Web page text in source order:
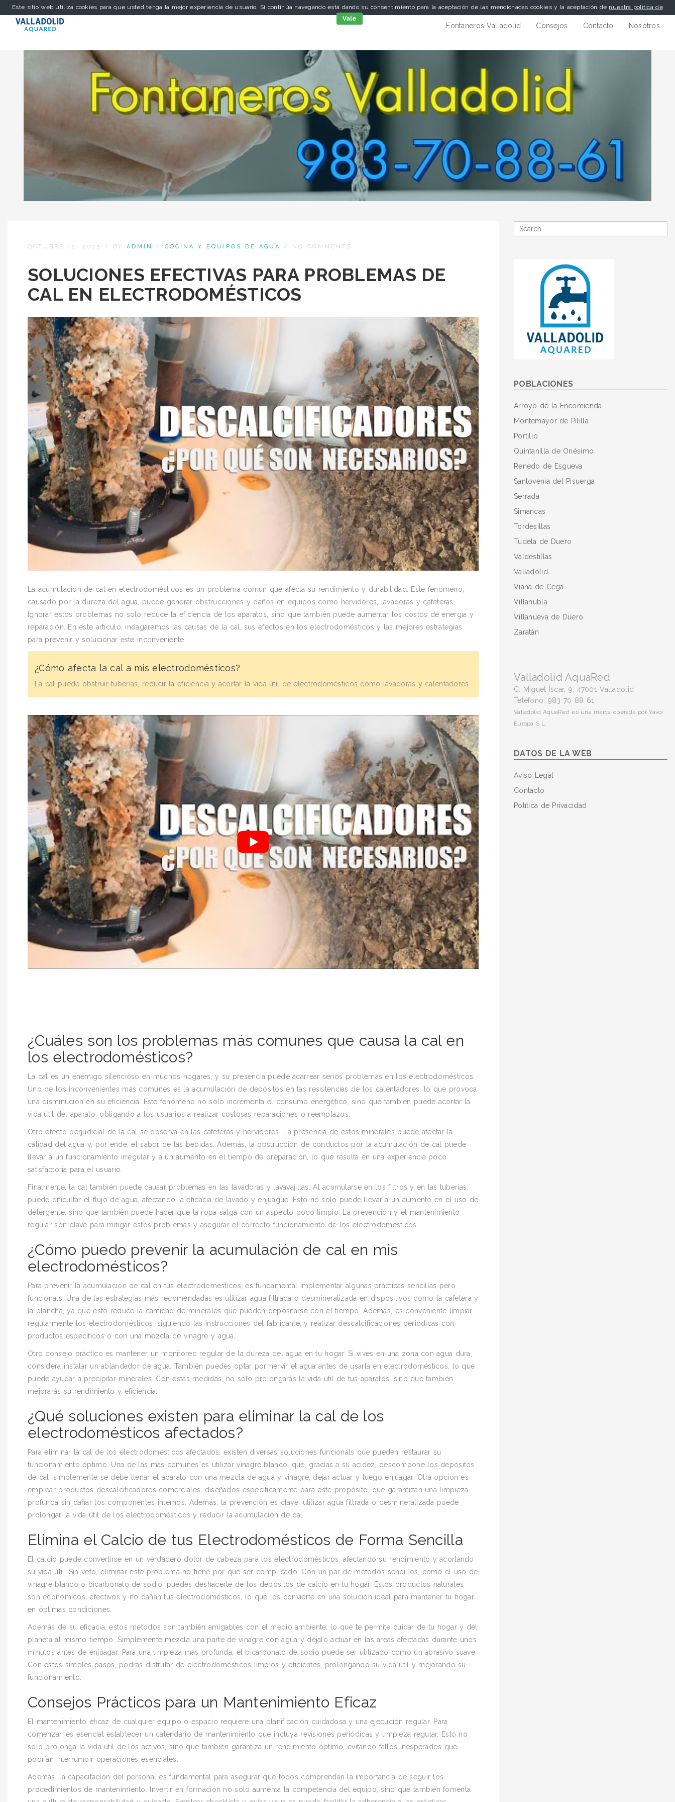
Fontaneros Valladolid Consejos Contacto Nosotros
OCTUBRE 12, 2025 / BY ADMIN / COCINA Y EQUIPOS DE AGUA / NO COMMENTS
SOLUCIONES EFECTIVAS PARA PROBLEMAS DE
CAL EN ELECTRODOMÉSTICOS
La acumulación de cal en electrodomésticos es un problema común que afecta su rendimiento y durabilidad. Este fenómeno,
causado por la dureza del agua, puede generar obstrucciones y daños en equipos como hervidores, lavadoras y cafeteras.
Ignorar estos problemas no solo reduce la eficiencia de los aparatos, sino que también puede aumentar los costos de energía y
reparación. En este artículo, indagaremos las causas de la cal, sus efectos en los electrodomésticos y las mejores estrategias
para prevenir y solucionar este inconveniente.
¿Cómo afecta la cal a mis electrodomésticos?
La cal puede obstruir tuberías, reducir la eficiencia y acortar la vida útil de electrodomésticos como lavadoras y calentadores.
¿Cuáles son los problemas más comunes que causa la cal en
los electrodomésticos?
La cal es un enemigo silencioso en muchos hogares, y su presencia puede acarrear serios problemas en los electrodomésticos.
Uno de los inconvenientes más comunes es la acumulación de depósitos en las resistencias de los calentadores, lo que provoca
una disminución en su eficiencia. Este fenómeno no solo incrementa el consumo energético, sino que también puede acortar la
vida útil del aparato, obligando a los usuarios a realizar costosas reparaciones o reemplazos.
Otro efecto perjudicial de la cal se observa en las cafeteras y hervidores. La presencia de estos minerales puede afectar la
calidad del agua y, por ende, el sabor de las bebidas. Además, la obstrucción de conductos por la acumulación de cal puede
llevar a un funcionamiento irregular y a un aumento en el tiempo de preparación, lo que resulta en una experiencia poco
satisfactoria para el usuario.
Finalmente, la cal también puede causar problemas en las lavadoras y lavavajillas. Al acumularse en los filtros y en las tuberías,
puede dificultar el flujo de agua, afectando la eficacia de lavado y enjuague. Esto no solo puede llevar a un aumento en el uso de
detergente, sino que también puede hacer que la ropa salga con un aspecto poco limpio. La prevención y el mantenimiento
regular son clave para mitigar estos problemas y asegurar el correcto funcionamiento de los electrodomésticos.
¿Cómo puedo prevenir la acumulación de cal en mis
electrodomésticos?
Para prevenir la acumulación de cal en tus electrodomésticos, es fundamental implementar algunas prácticas sencillas pero
funcionals. Una de las estrategias más recomendadas es utilizar agua filtrada o desmineralizada en dispositivos como la cafetera y
la plancha, ya que esto reduce la cantidad de minerales que pueden depositarse con el tiempo. Además, es conveniente limpiar
regularmente los electrodomésticos, siguiendo las instrucciones del fabricante, y realizar descalcificaciones periódicas con
productos específicos o con una mezcla de vinagre y agua.
Otro consejo práctico es mantener un monitoreo regular de la dureza del agua en tu hogar. Si vives en una zona con agua dura,
considera instalar un ablandador de agua. También puedes optar por hervir el agua antes de usarla en electrodomésticos, lo que
puede ayudar a precipitar minerales. Con estas medidas, no solo prolongarás la vida útil de tus aparatos, sino que también
mejorarás su rendimiento y eficiencia.
¿Qué soluciones existen para eliminar la cal de los
electrodomésticos afectados?
Para eliminar la cal de los electrodomésticos afectados, existen diversas soluciones funcionals que pueden restaurar su
funcionamiento óptimo. Una de las más comunes es utilizar vinagre blanco, que, gracias a su acidez, descompone los depósitos
de cal; simplemente se debe llenar el aparato con una mezcla de agua y vinagre, dejar actuar y luego enjuagar. Otra opción es
emplear productos descalcificadores comerciales, diseñados específicamente para este propósito, que garantizan una limpieza
profunda sin dañar los componentes internos. Además, la prevención es clave: utilizar agua filtrada o desmineralizada puede
prolongar la vida útil de los electrodomésticos y reducir la acumulación de cal.
Elimina el Calcio de tus Electrodomésticos de Forma Sencilla
El calcio puede convertirse en un verdadero dolor de cabeza para los electrodomésticos, afectando su rendimiento y acortando
su vida útil. Sin veto, eliminar este problema no tiene por qué ser complicado. Con un par de métodos sencillos, como el uso de
vinagre blanco o bicarbonato de sodio, puedes deshacerte de los depósitos de calcio en tu hogar. Estos productos naturales
son económicos, efectivos y no dañan tus electrodomésticos, lo que los convierte en una solución ideal para mantener tu hogar
en óptimas condiciones.
Además de su eficacia, estos métodos son también amigables con el medio ambiente, lo que te permite cuidar de tu hogar y del
planeta al mismo tiempo. Simplemente mezcla una parte de vinagre con agua y déjalo actuar en las áreas afectadas durante unos
minutos antes de enjuagar. Para una limpieza más profunda, el bicarbonato de sodio puede ser utilizado como un abrasivo suave.
Con estos simples pasos, podrás disfrutar de electrodomésticos limpios y eficientes, prolongando su vida útil y mejorando su
funcionamiento.
Consejos Prácticos para un Mantenimiento Eficaz
El mantenimiento eficaz de cualquier equipo o espacio requiere una planificación cuidadosa y una ejecución regular. Para
comenzar, es esencial establecer un calendario de mantenimiento que incluya revisiones periódicas y limpieza regular. Esto no
solo prolonga la vida útil de los activos, sino que también garantiza un rendimiento óptimo, evitando fallos inesperados que
podrían interrumpir operaciones esenciales.
Además, la capacitación del personal es fundamental para asegurar que todos comprendan la importancia de seguir los
procedimientos de mantenimiento. Invertir en formación no solo aumenta la competencia del equipo, sino que también fomenta
Search
for
POBLACIONES
Arroyo de la Encomienda
Montemayor de Pililla
Portillo
Quintanilla de Onésimo
Renedo de Esgueva
Santovenia del Pisuerga
Serrada
Simancas
Tordesillas
Tudela de Duero
Valdestillas
Valladolid
Viana de Cega
Villanubla
Villanueva de Duero
Zaratán
Valladolid AquaRed
C. Miguel Íscar, 9, 47001 Valladolid
Teléfono: 983 70 88 61
Valladolid AquaRed es una marca operada por Yavoi
Europa S.L.
DATOS DE LA WEB
Aviso Legal
Contacto
Política de Privacidad
Este sitio web utiliza cookies para que usted tenga la mejor experiencia de usuario. Si continúa navegando está dando su consentimiento para la aceptación de las mencionadas cookies y la aceptación de nuestra política de
Vale